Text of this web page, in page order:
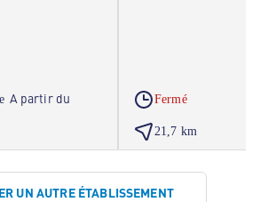
A partir du Fermé
21,7 km
UN AUTRE ÉTABLISSEMENT